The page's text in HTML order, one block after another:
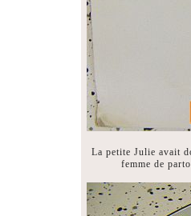
La petite Julie avait
femme de